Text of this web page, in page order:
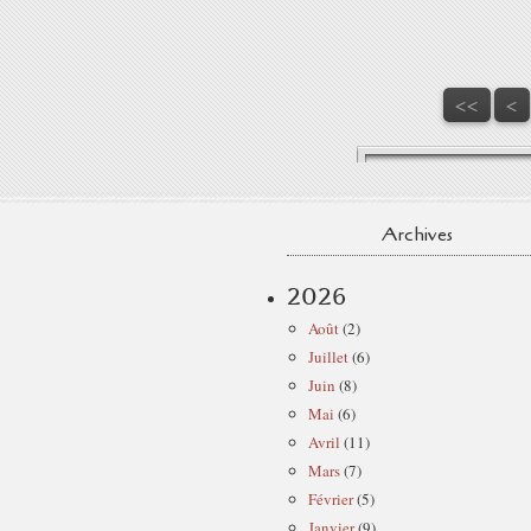
<< <
Archives
2026
Août(2)
Juillet(6)
Juin (8)
Mai (6)
Avril (11)
Mars(7)
Février(5)